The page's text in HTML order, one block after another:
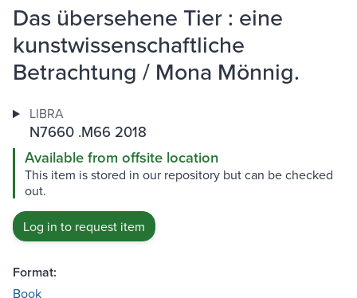
Das übersehene Tier : eine
kunstwissenschaftliche
Betrachtung / Mona Mönnig.
LIBRA
N7660 .M66 2018
Available from offsite location
This item is stored in our repository but can be checked
out.
Log in to request item
Format:
Book